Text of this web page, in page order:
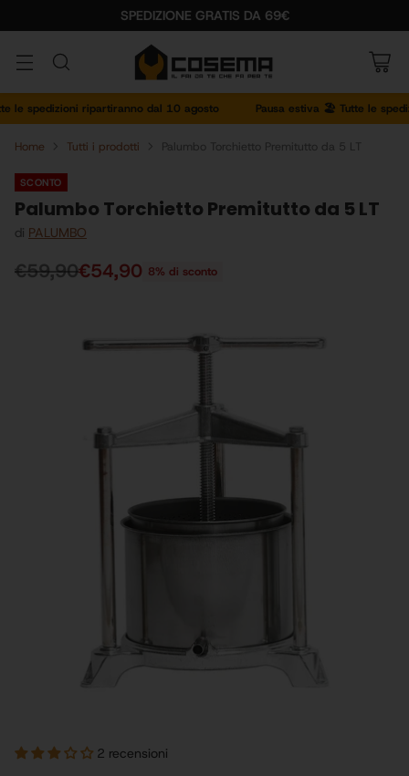
SPEDIZIONE GRATIS DA 69€
spedizioni ripartiranno dal 10 agosto Pausa estiva 🏖️ Tutte le
Home Tutti i prodotti Palumbo Torchietto Premitutto da 5 LT
SCONTO
Palumbo Torchietto Premitutto da 5 LT
di PALUMBO
Prezzo
€59,90€54,90 8% di sconto
2 recensioni